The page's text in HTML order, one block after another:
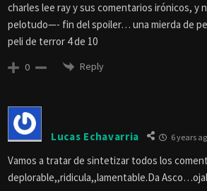
charles lee ray y sus comentarios irónicos, y
pelotudo—- fin del spoiler… una mierda de
peli de terror 4 de 10
0 Reply
Lucas Echavarria 6 years
Vamos a tratar de sintetizar todos los
deplorable,,ridicula,,lamentable.Da